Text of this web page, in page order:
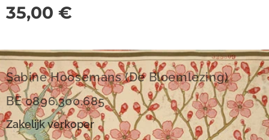
35,00 €
Sabine Hoosemans (De Bloemlezing)
BE 0896.300.685
Zakelijk verkoper